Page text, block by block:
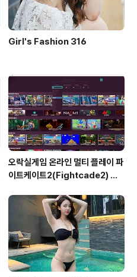
Girl's Fashion 316
오락실게임 온라인 멀티 플레이 파
이트케이트2(Fightcade2) 설